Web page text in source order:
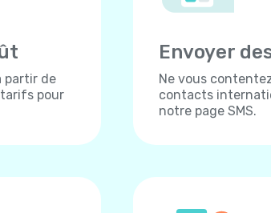
partir de
pour
Envoyer
Ne vous
contacts
notre page SMS.